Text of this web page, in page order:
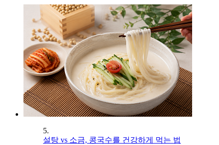
5.
설탕 vs 소금, 콩국수를 건강하게 먹는 법